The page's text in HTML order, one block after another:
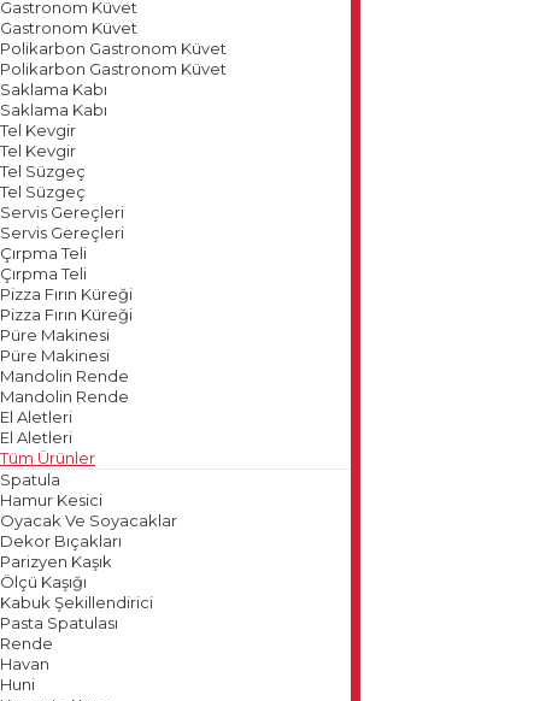
Gastronom Küvet
Gastronom Küvet
Polikarbon Gastronom Küvet
Polikarbon Gastronom Küvet
Saklama Kabı
Saklama Kabı
Tel Kevgir
Tel Kevgir
Tel Süzgeç
Tel Süzgeç
Servis Gereçleri
Servis Gereçleri
Çırpma Teli
Çırpma Teli
Pizza Fırın Küreği
Pizza Fırın Küreği
Püre Makinesi
Püre Makinesi
Mandolin Rende
Mandolin Rende
El Aletleri
El Aletleri
Tüm Ürünler
Spatula
Hamur Kesici
Oyacak Ve Soyacaklar
Dekor Bıçakları
Parizyen Kaşık
Ölçü Kaşığı
Kabuk Şekillendirici
Pasta Spatulası
Rende
Havan
Huni